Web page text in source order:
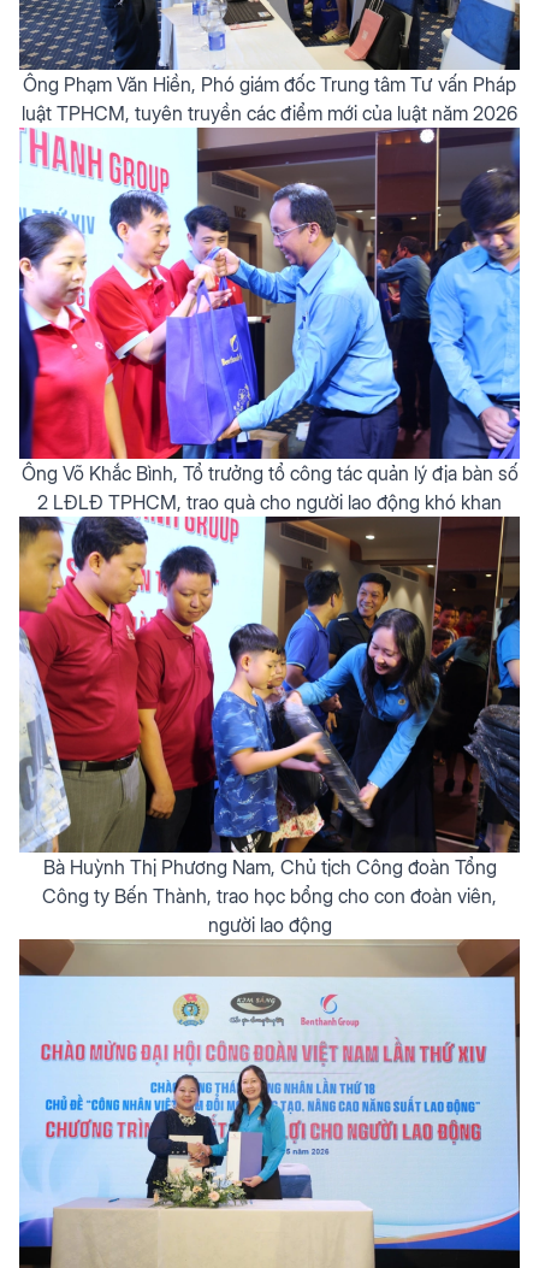
Ông Phạm Văn Hiền, Phó giám đốc Trung tâm Tư vấn Pháp
luật TPHCM, tuyên truyền các điểm mới của luật năm 2026
Ông Võ Khắc Bình, Tổ trưởng tổ công tác quản lý địa bàn số
2 LĐLĐ TPHCM, trao quà cho người lao động khó khan
Bà Huỳnh Thị Phương Nam, Chủ tịch Công đoàn Tổng
Công ty Bến Thành, trao học bổng cho con đoàn viên,
người lao động